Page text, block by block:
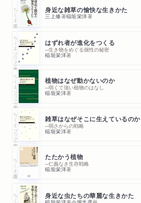
ちくま文庫 身近な雑草の愉快な生きかた
三上修著稲垣栄洋著
ちくまプリマー新書 はずれ者が進化をつくる
─生き物をめぐる個性の秘密
稲垣栄洋著
ちくまプリマー新書 植物はなぜ動かないのか
─弱くて強い植物のはなし
稲垣栄洋著
ちくまプリマー新書 雑草はなぜそこに生えているのか
─弱さからの戦略
稲垣栄洋著
ちくま新書 たたかう植物
─仁義なき生存戦略
稲垣栄洋著
ちくま文庫 身近な虫たちの華麗な生きかた